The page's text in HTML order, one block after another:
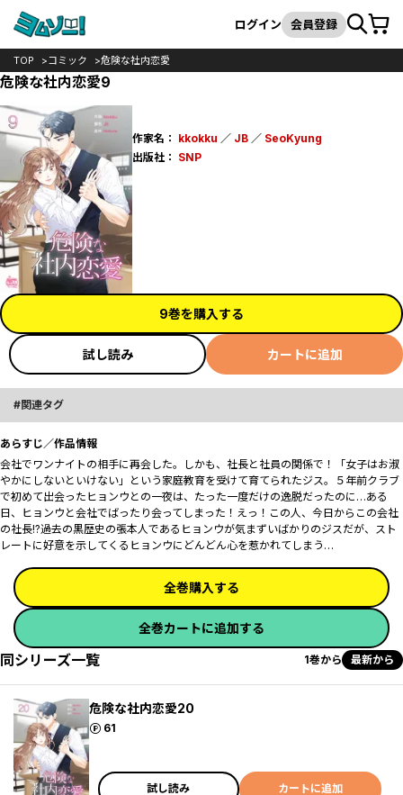
検索
ログイン 会員登録カート
TOP コミック 危険な社内恋愛
危険な社内恋愛9
作家名： kkokku ／ JB／ SeoKyung
出版社： SNP
9巻を購入する
試し読み カートに追加
関連タグ
あらすじ／作品情報
会社でワンナイトの相手に再会した。しかも、社長と社員の関係で！「女子はお淑
やかにしないといけない」という家庭教育を受けて育てられたジス。５年前クラブ
で初めて出会ったヒョンウとの一夜は、たった一度だけの逸脱だったのに…ある
日、ヒョンウと会社でばったり会ってしまった！えっ！この人、今日からこの会社
の社長!?過去の黒歴史の張本人であるヒョンウが気まずいばかりのジスだが、スト
レートに好意を示してくるヒョンウにどんどん心を惹かれてしまう…
全巻購入する
全巻カートに追加する
同シリーズ一覧 1巻から 最新から
危険な社内恋愛20
61
ポイント
試し読み カートに追加